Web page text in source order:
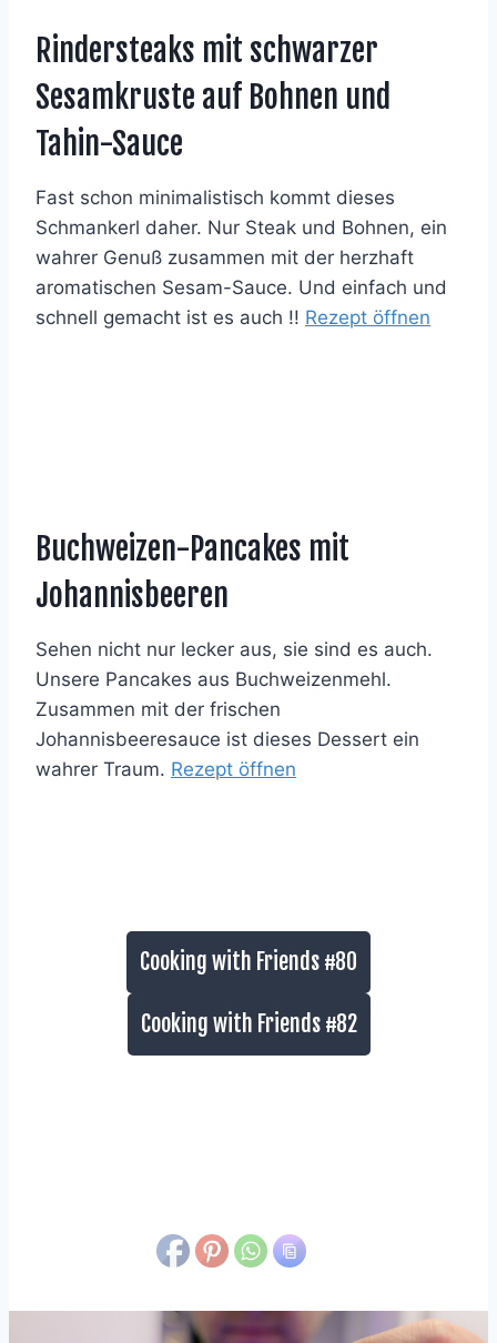
Rindersteaks mit schwarzer
Sesamkruste auf Bohnen und
Tahin-Sauce
Fast schon minimalistisch kommt dieses
Schmankerl daher. Nur Steak und Bohnen, ein
wahrer Genuß zusammen mit der herzhaft
aromatischen Sesam-Sauce. Und einfach und
schnell gemacht ist es auch !! Rezept öffnen
Buchweizen-Pancakes mit
Johannisbeeren
Sehen nicht nur lecker aus, sie sind es auch.
Unsere Pancakes aus Buchweizenmehl.
Zusammen mit der frischen
Johannisbeeresauce ist dieses Dessert ein
wahrer Traum. Rezept öffnen
Cooking with Friends #80
Cooking with Friends #82